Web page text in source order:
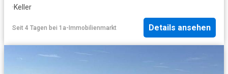
·Keller
Seit 4 Tagen bei 1a-Immobilienmarkt Details ansehen